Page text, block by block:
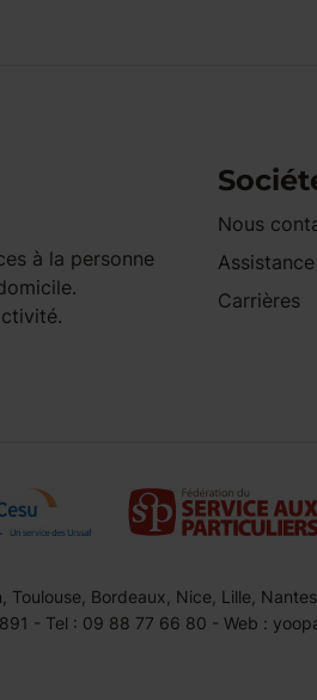
à la personne
Nous
Carrières
Bordeaux, Nice, Lille,
- Tel : 09 88 77 66 80 - Web :